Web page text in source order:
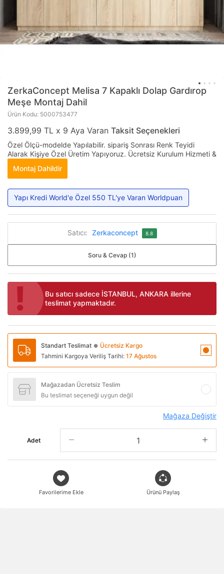
ZerkaConcept Melisa 7 Kapaklı Dolap Gardırop
Meşe Montaj Dahil
Ürün Kodu: 5000753477
3.899,99 TL x 9 Aya Varan Taksit Seçenekleri
Özel Ölçü-modelde Yapılabilir. sipariş Sonrası Renk Teyidi
Alarak Kişiye Özel Üretim Yapıyoruz. Ücretsiz Kurulum Hizmeti &
Montaj Dahildir
Yapı Kredi World'e Özel 550 TL'ye Varan Worldpuan
Satıcı: Zerkaconcept 8.8
Soru & Cevap (1)
Bu satıcı sadece İSTANBUL, ANKARA illerine
teslimat yapmaktadır.
Standart Teslimat ● Ücretsiz Kargo
Tahmini Kargoya Veriliş Tarihi: 17 Ağustos
Mağazadan Ücretsiz Teslim
Bu teslimat seçeneği uygun değil
Mağaza Değiştir
Adet
Favorilerime Ekle Ürünü Paylaş